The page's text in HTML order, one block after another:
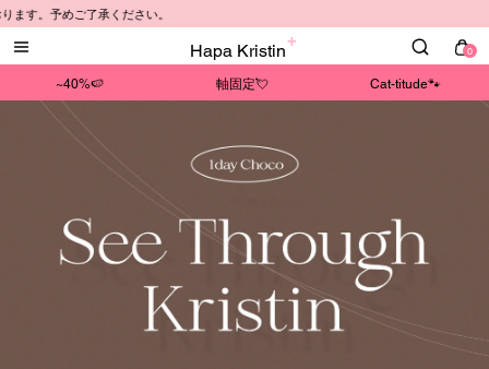
Hapa Kristin 0
~40%🍉 軸固定💘 Cat-titude🐾
承ください。